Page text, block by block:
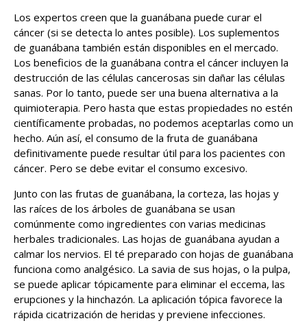
Los expertos creen que la guanábana puede curar el
cáncer (si se detecta lo antes posible). Los suplementos
de guanábana también están disponibles en el mercado.
Los beneficios de la guanábana contra el cáncer incluyen la
destrucción de las células cancerosas sin dañar las células
sanas. Por lo tanto, puede ser una buena alternativa a la
quimioterapia. Pero hasta que estas propiedades no estén
científicamente probadas, no podemos aceptarlas como un
hecho. Aún así, el consumo de la fruta de guanábana
definitivamente puede resultar útil para los pacientes con
cáncer. Pero se debe evitar el consumo excesivo.
Junto con las frutas de guanábana, la corteza, las hojas y
las raíces de los árboles de guanábana se usan
comúnmente como ingredientes con varias medicinas
herbales tradicionales. Las hojas de guanábana ayudan a
calmar los nervios. El té preparado con hojas de guanábana
funciona como analgésico. La savia de sus hojas, o la pulpa,
se puede aplicar tópicamente para eliminar el eccema, las
erupciones y la hinchazón. La aplicación tópica favorece la
rápida cicatrización de heridas y previene infecciones.